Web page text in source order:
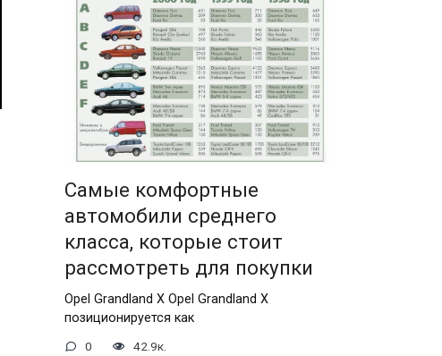
Самые комфортные
автомобили среднего
класса, которые стоит
рассмотреть для покупки
Opel Grandland X Opel Grandland X
позиционируется как
0 42.9к.